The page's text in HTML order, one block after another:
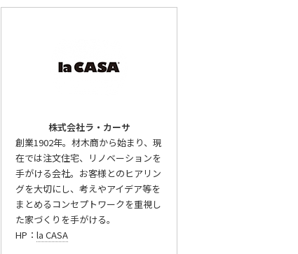
a
株式会社ラ・カーサ
創業1902年。材木商から始まり、現
在では注文住宅、リノベーションを
手がける会社。お客様とのヒアリン
グを大切にし、考えやアイデア等を
まとめるコンセプトワークを重視し
た家づくりを手がける。
HP： la CASA